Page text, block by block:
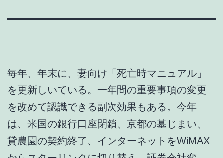
毎年、年末に、妻向け「死亡時マニュアル」
を更新しいている。一年間の重要事項の変更
を改めて認識できる副次効果もある。今年
は、米国の銀行口座閉鎖、京都の墓じまい、
貸農園の契約終了、インターネットをWiMAX